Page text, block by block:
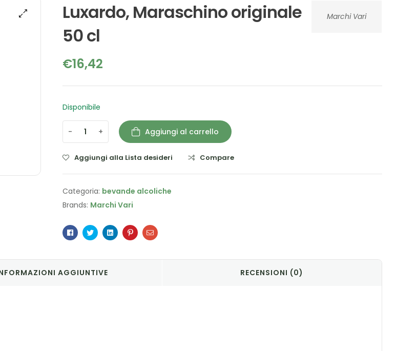
Marchi Vari
Luxardo, Maraschino originale
50 cl
€16,42
Disponibile
- + Aggiungi al carrello
Aggiungi alla Lista desideri Compare
Categoria: bevande alcoliche
Brands: Marchi Vari
Facebook
TwitterLinkedinPinterestEmail
AGGIUNTIVE RECENSIONI (0)